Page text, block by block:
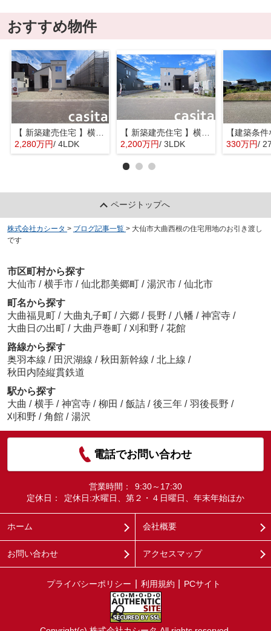
おすすめ物件
【 新築建売住宅 】横手市八幡字長者町No58 横手北小学校区のオール電化 4LDK
2,280万円/ 4LDK
【 新築建売住宅 】横手市八幡字長者町No50 横手北小学校区のオール電化 3LDK
2,200万円/ 3LDK 330万円/
ページトップへ
株式会社カシータ > ブログ記事一覧 > 大仙市大曲西根の住宅用地のお引き渡し
です
市区町村から探す
大仙市 / 横手市 / 仙北郡美郷町 / 湯沢市 / 仙北市
町名から探す
大曲福見町 / 大曲丸子町 / 六郷 / 長野 / 八幡 / 神宮寺 /
大曲日の出町 / 大曲戸巻町 / 刈和野 / 花館
路線から探す
奥羽本線 / 田沢湖線 / 秋田新幹線 / 北上線 /
秋田内陸縦貫鉄道
駅から探す
大曲 / 横手 / 神宮寺 / 柳田 / 飯詰 / 後三年 / 羽後長野 /
刈和野 / 角館 / 湯沢
電話でお問い合わせ
営業時間：
9:30～17:30
定休日：
定休日:水曜日、第２・４日曜日、年末年始ほか
ホーム 会社概要
お問い合わせ アクセスマップ
プライバシーポリシー 利用規約 PCサイト